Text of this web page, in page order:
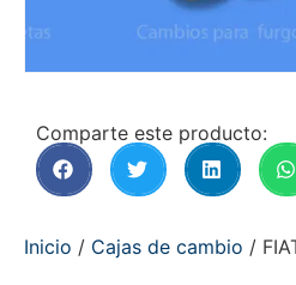
Comparte este producto:
Inicio / Cajas de cambio /